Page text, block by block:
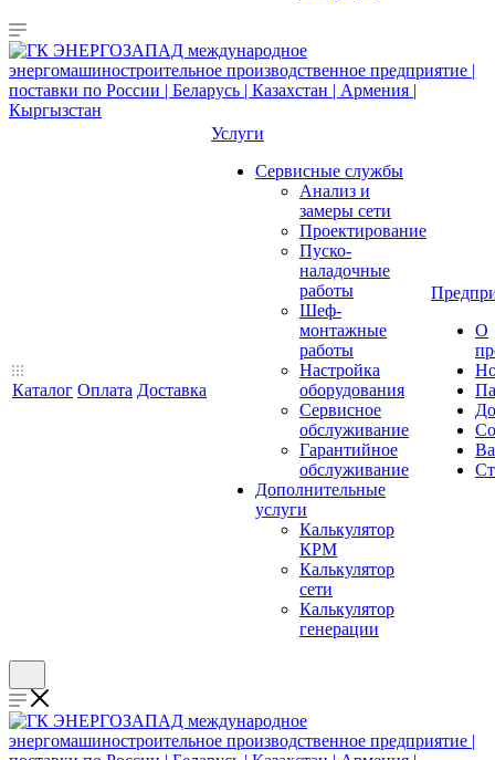
Каталог Оплата Доставка
Услуги
Сервисные службы
Анализ и
замеры сети
Проектирование
Пуско-
наладочные
работы
Шеф-
монтажные
работы
Настройка
оборудования
Сервисное
обслуживание
Гарантийное
обслуживание
Дополнительные
услуги
Калькулятор
КРМ
Калькулятор
сети
Калькулятор
генерации
О